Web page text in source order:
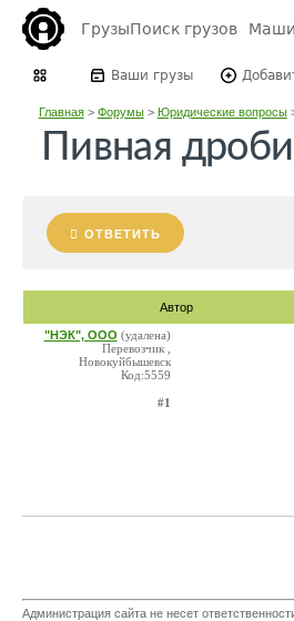
ГрузыПоиск грузов
Ваши грузы
Главная> Форумы> Юридические вопросы
Пивная
ОТВЕТИТЬ
Автор
"НЭК", ООО (удалена)
Перевозчик ,
Новокуйбышевск
Код:5559
#1
Администрация сайта не несет